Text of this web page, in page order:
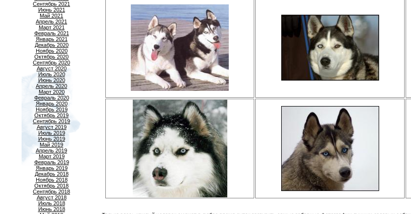
Сентябрь 2021
Июнь 2021
Май 2021
Апрель 2021
Март 2021
Февраль 2021
Январь 2021
Декабрь 2020
Ноябрь 2020
Октябрь 2020
Сентябрь 2020
Август 2020
Июль 2020
Июнь 2020
Апрель 2020
Март 2020
Февраль 2020
Январь 2020
Ноябрь 2019
Октябрь 2019
Сентябрь 2019
Август 2019
Июль 2019
Июнь 2019
Май 2019
Апрель 2019
Март 2019
Февраль 2019
Январь 2019
Декабрь 2018
Ноябрь 2018
Октябрь 2018
Сентябрь 2018
Август 2018
Июль 2018
Июнь 2018